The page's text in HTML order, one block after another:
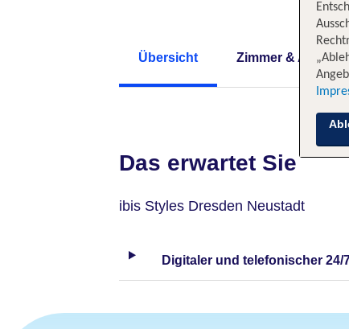
Übersicht Zimmer &
Das erwartet Sie
ibis Styles Dresden Neustadt
Digitaler und telefonischer 24/